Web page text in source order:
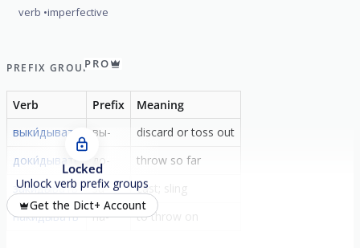
verb imperfective
PREFIX GROUPPRO
Verb Prefix
Meaning
выки́дывать
вы-
discard or toss out
доки́дывать
до-
throw so far
заки́дывать
за-
cast; sling
наки́дывать
на- to throw on
Locked
Unlock verb prefix groups
Get the Dict+ Account